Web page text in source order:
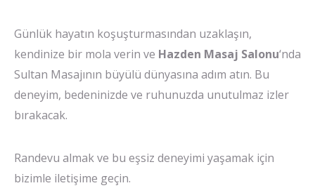
Günlük hayatın koşuşturmasından uzaklaşın,
kendinize bir mola verin ve Hazden Masaj Salonu‘nda
Sultan Masajının büyülü dünyasına adım atın. Bu
deneyim, bedeninizde ve ruhunuzda unutulmaz izler
bırakacak.
Randevu almak ve bu eşsiz deneyimi yaşamak için
bizimle iletişime geçin.